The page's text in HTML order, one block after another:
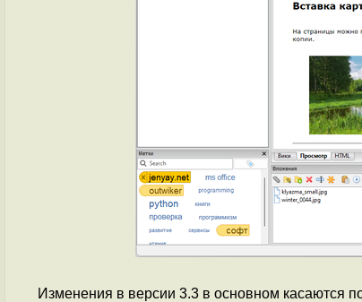
Изменения в версии 3.3 в основном касаются